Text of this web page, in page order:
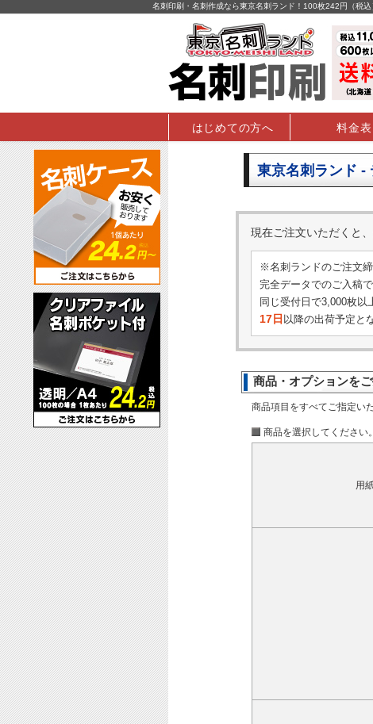
名刺印刷・名刺作成なら東京名刺ランド！100枚242円（税
はじめての方へ 料金表
東京名刺ランド -
現在ご注文いただくと
※名刺ランドのご注文
完全データでのご入稿
同じ受付日で3,000枚以
17日 以降の出荷予定と
商品・オプションをご
商品項目をすべてご指定い
商品を選択してください。
用